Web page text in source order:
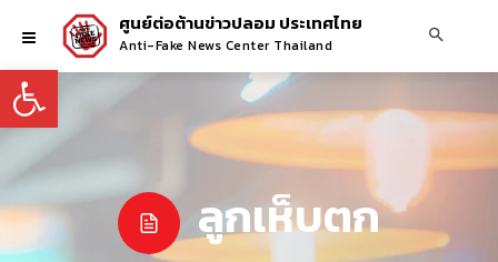
Open toolbar
ศูนย์ต่อต้านข่าวปลอม ประเทศไทย
Anti-Fake News Center Thailand
ลูกเห็บตก